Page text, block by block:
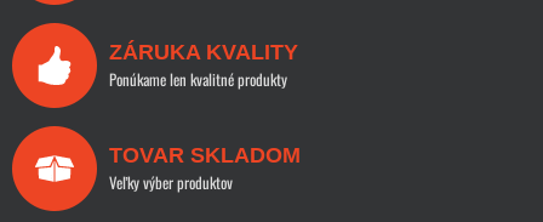
ZÁRUKA KVALITY
Ponúkame len kvalitné produkty
TOVAR SKLADOM
Veľky výber produktov